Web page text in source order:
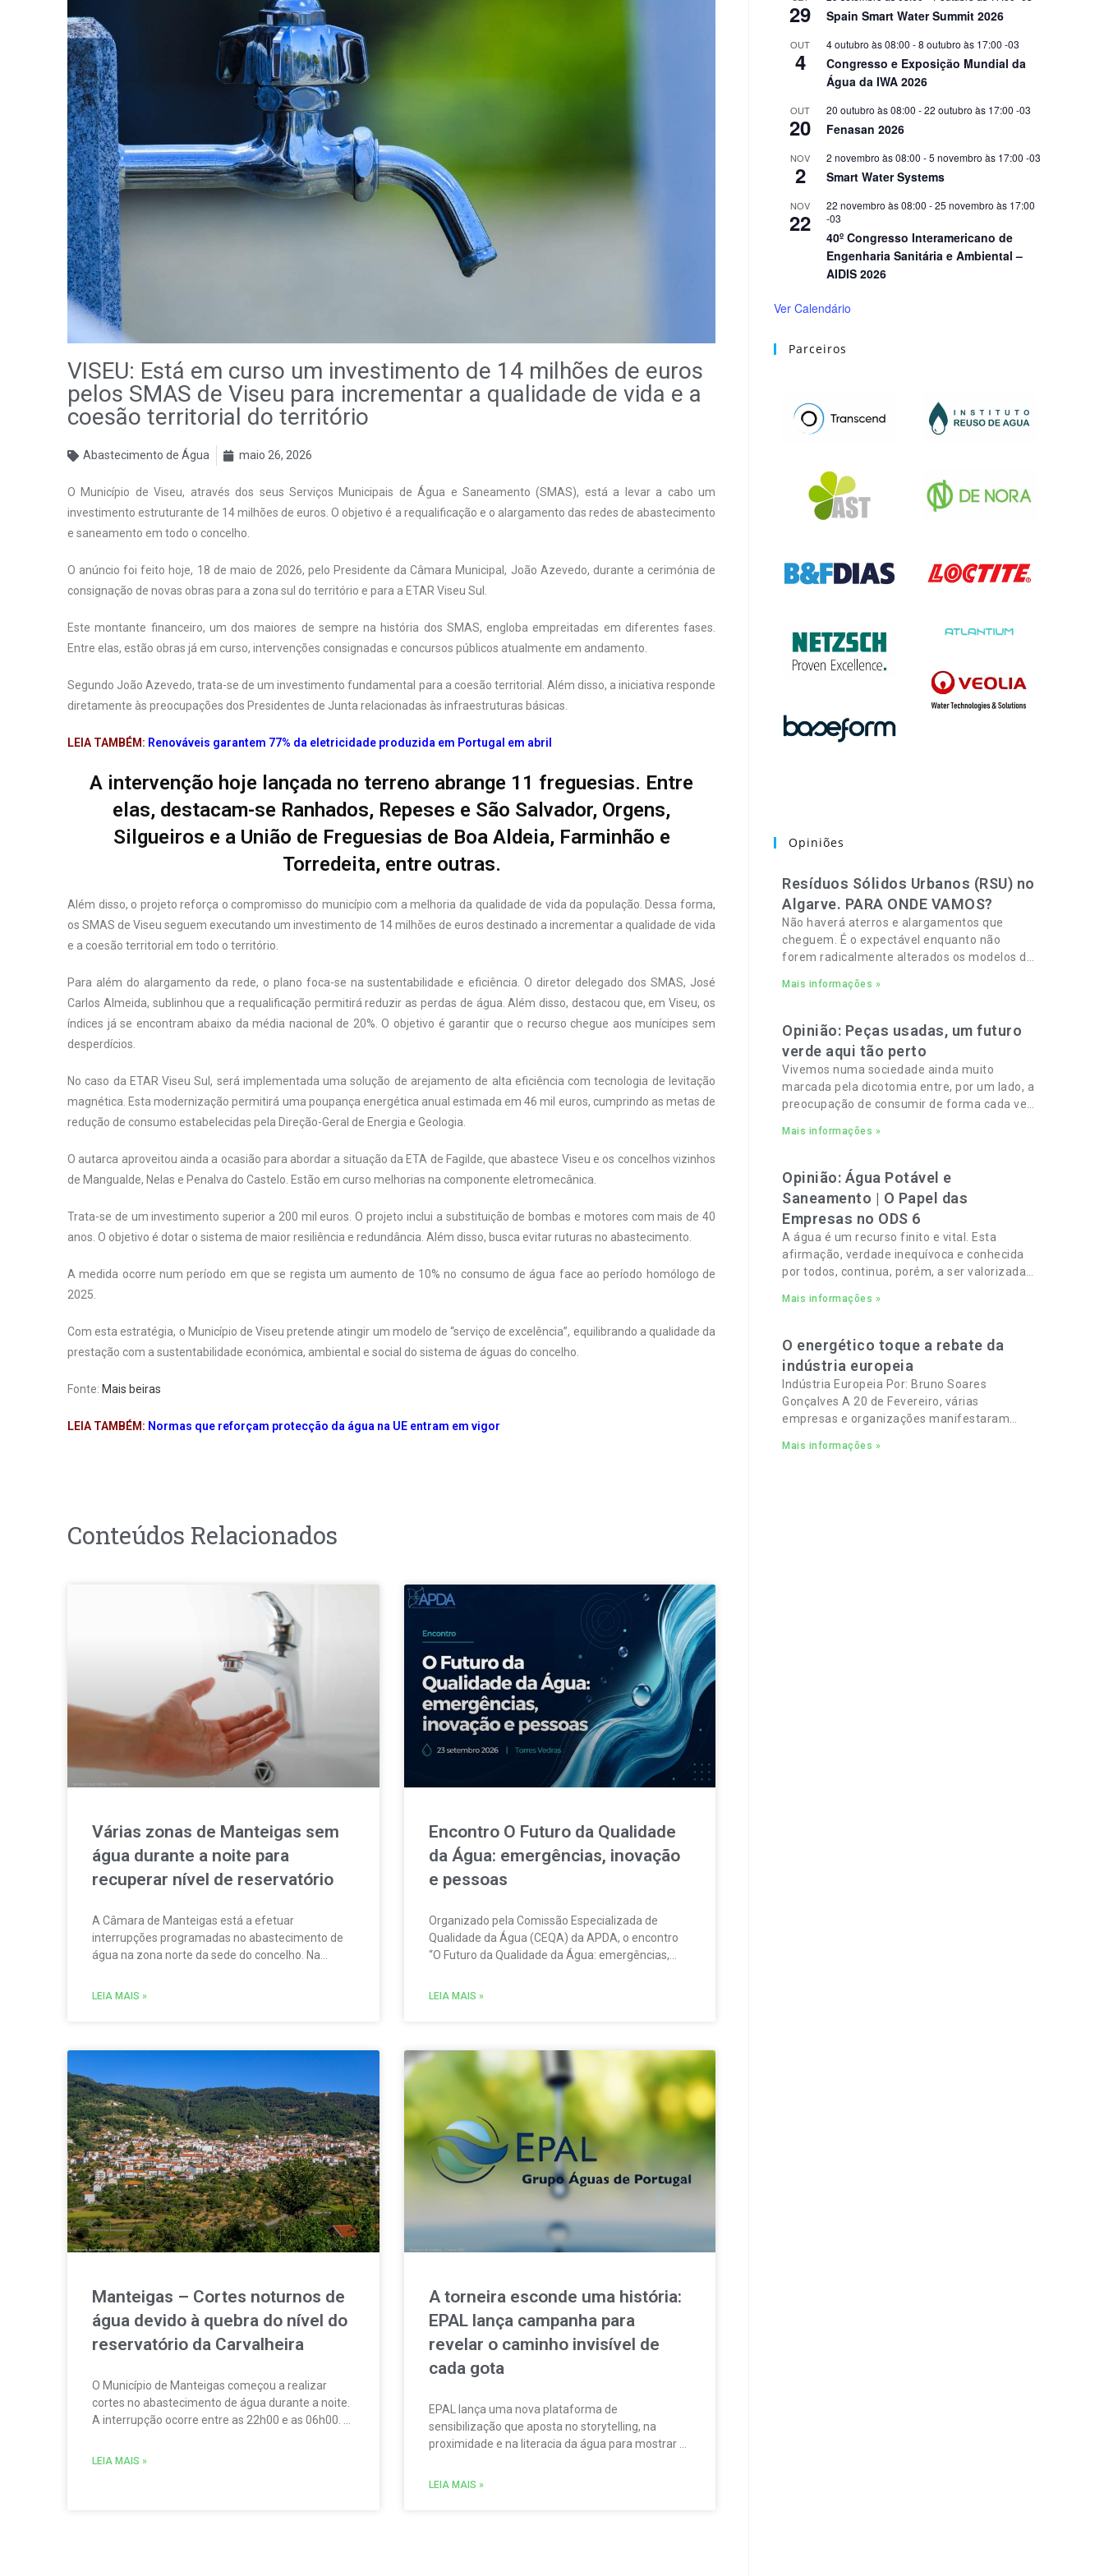
VISEU: Está em curso um investimento de 14 milhões de euros
pelos SMAS de Viseu para incrementar a qualidade de vida e a
coesão territorial do território
Abastecimento de Água maio 26, 2026
O Município de Viseu, através dos seus Serviços Municipais de Água e Saneamento (SMAS), está a levar a cabo um
investimento estruturante de 14 milhões de euros. O objetivo é a requalificação e o alargamento das redes de abastecimento
e saneamento em todo o concelho.
O anúncio foi feito hoje, 18 de maio de 2026, pelo Presidente da Câmara Municipal, João Azevedo, durante a cerimónia de
consignação de novas obras para a zona sul do território e para a ETAR Viseu Sul.
Este montante financeiro, um dos maiores de sempre na história dos SMAS, engloba empreitadas em diferentes fases.
Entre elas, estão obras já em curso, intervenções consignadas e concursos públicos atualmente em andamento.
Segundo João Azevedo, trata-se de um investimento fundamental para a coesão territorial. Além disso, a iniciativa responde
diretamente às preocupações dos Presidentes de Junta relacionadas às infraestruturas básicas.
LEIA TAMBÉM: Renováveis garantem 77% da eletricidade produzida em Portugal em abril
A intervenção hoje lançada no terreno abrange 11 freguesias. Entre
elas, destacam-se Ranhados, Repeses e São Salvador, Orgens,
Silgueiros e a União de Freguesias de Boa Aldeia, Farminhão e
Torredeita, entre outras.
Além disso, o projeto reforça o compromisso do município com a melhoria da qualidade de vida da população. Dessa forma,
os SMAS de Viseu seguem executando um investimento de 14 milhões de euros destinado a incrementar a qualidade de vida
e a coesão territorial em todo o território.
Para além do alargamento da rede, o plano foca-se na sustentabilidade e eficiência. O diretor delegado dos SMAS, José
Carlos Almeida, sublinhou que a requalificação permitirá reduzir as perdas de água. Além disso, destacou que, em Viseu, os
índices já se encontram abaixo da média nacional de 20%. O objetivo é garantir que o recurso chegue aos munícipes sem
desperdícios.
No caso da ETAR Viseu Sul, será implementada uma solução de arejamento de alta eficiência com tecnologia de levitação
magnética. Esta modernização permitirá uma poupança energética anual estimada em 46 mil euros, cumprindo as metas de
redução de consumo estabelecidas pela Direção-Geral de Energia e Geologia.
O autarca aproveitou ainda a ocasião para abordar a situação da ETA de Fagilde, que abastece Viseu e os concelhos vizinhos
de Mangualde, Nelas e Penalva do Castelo. Estão em curso melhorias na componente eletromecânica.
Trata-se de um investimento superior a 200 mil euros. O projeto inclui a substituição de bombas e motores com mais de 40
anos. O objetivo é dotar o sistema de maior resiliência e redundância. Além disso, busca evitar ruturas no abastecimento.
A medida ocorre num período em que se regista um aumento de 10% no consumo de água face ao período homólogo de
2025.
Com esta estratégia, o Município de Viseu pretende atingir um modelo de “serviço de excelência”, equilibrando a qualidade da
prestação com a sustentabilidade económica, ambiental e social do sistema de águas do concelho.
Fonte: Mais beiras
LEIA TAMBÉM: Normas que reforçam protecção da água na UE entram em vigor
Conteúdos Relacionados
Várias zonas de Manteigas sem
água durante a noite para
recuperar nível de reservatório
A Câmara de Manteigas está a efetuar
interrupções programadas no abastecimento de
água na zona norte da sede do concelho. Na
que abastecem um dos reservatórios que servem
LEIA MAIS »
Encontro O Futuro da Qualidade
da Água: emergências, inovação
e pessoas
Organizado pela Comissão Especializada de
Qualidade da Água (CEQA) da APDA, o encontro
“O Futuro da Qualidade da Água: emergências,
de Serviços e Comércio do Oeste, em Torres
LEIA MAIS »
Manteigas – Cortes noturnos de
água devido à quebra do nível do
reservatório da Carvalheira
O Município de Manteigas começou a realizar
cortes no abastecimento de água durante a noite.
A interrupção ocorre entre as 22h00 e as 06h00. A
do nível do reservatório da Carvalheira,
LEIA MAIS »
A torneira esconde uma história:
EPAL lança campanha para
revelar o caminho invisível de
cada gota
EPAL lança uma nova plataforma de
sensibilização que aposta no storytelling, na
proximidade e na literacia da água para mostrar o
LEIA MAIS »
29 Spain Smart Water Summit 2026
OUT
4
4 outubro às 08:00 -8 outubro às 17:00 -03
Congresso e Exposição Mundial da
Água da IWA 2026
OUT
20
20 outubro às 08:00 -22 outubro às 17:00 -03
Fenasan 2026
NOV
2
2 novembro às 08:00 -5 novembro às 17:00 -03
Smart Water Systems
NOV
22
22 novembro às 08:00 -25 novembro às 17:00
-03
40º Congresso Interamericano de
Engenharia Sanitária e Ambiental –
AIDIS 2026
Ver Calendário
Parceiros
Opiniões
Resíduos Sólidos Urbanos (RSU) no
Algarve. PARA ONDE VAMOS?
Não haverá aterros e alargamentos que
cheguem. É o expectável enquanto não
forem radicalmente alterados os modelos de
Sólidos Urbanos (RSU) no Algarve. As
Mais informações »
Opinião: Peças usadas, um futuro
verde aqui tão perto
Vivemos numa sociedade ainda muito
marcada pela dicotomia entre, por um lado, a
preocupação de consumir de forma cada vez
necessidade de gerir orçamentos pessoais e
Mais informações »
Opinião: Água Potável e
Saneamento | O Papel das
Empresas no ODS 6
A água é um recurso finito e vital. Esta
afirmação, verdade inequívoca e conhecida
por todos, continua, porém, a ser valorizada,
Mais informações »
O energético toque a rebate da
indústria europeia
Indústria Europeia Por: Bruno Soares
Gonçalves A 20 de Fevereiro, várias
empresas e organizações manifestaram
para complementar o pacto ecológico e
Mais informações »